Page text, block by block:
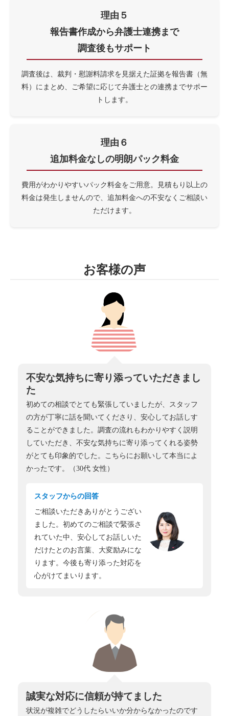
理由５
報告書作成から弁護士連携まで
調査後もサポート
調査後は、裁判・慰謝料請求を見据えた証拠を報告書（無
料）にまとめ、ご希望に応じて弁護士との連携までサポー
トします。
理由６
追加料金なしの明朗パック料金
費用がわかりやすいパック料金をご用意。見積もり以上の
料金は発生しませんので、追加料金への不安なくご相談い
ただけます。
お客様の声
不安な気持ちに寄り添っていただきまし
た
初めての相談でとても緊張していましたが、スタッフ
の方が丁寧に話を聞いてくださり、安心してお話しす
ることができました。調査の流れもわかりやすく説明
していただき、不安な気持ちに寄り添ってくれる姿勢
がとても印象的でした。こちらにお願いして本当によ
かったです。（30代 女性）
スタッフからの回答
ご相談いただきありがとうござい
ました。初めてのご相談で緊張さ
れていた中、安心してお話しいた
だけたとのお言葉、大変励みにな
ります。今後も寄り添った対応を
心がけてまいります。
誠実な対応に信頼が持てました
状況が複雑でどうしたらいいか分からなかったのです